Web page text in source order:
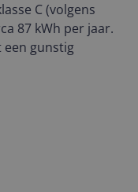
C (volgens
87 kWh per jaar.
gunstig